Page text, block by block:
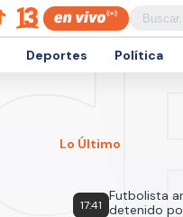
Deportes Política
Lo Último
17:41
Futbolista
detenido